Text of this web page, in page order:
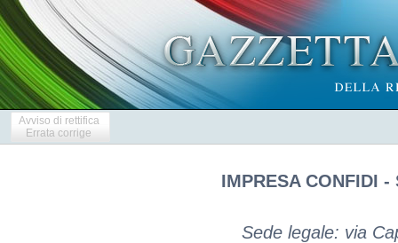
Avviso di rettifica
Errata corrige
IMPRESA CONFIDI -
Sede legale: via